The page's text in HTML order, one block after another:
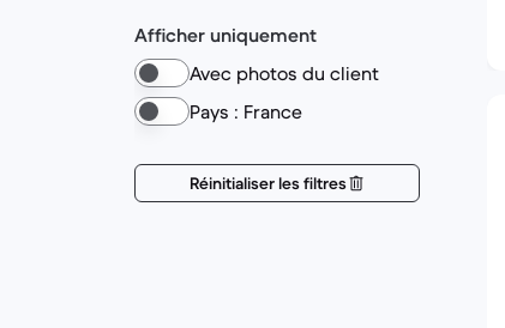
Afficher uniquement
Avec photos du client
Pays : France
Réinitialiser les filtres